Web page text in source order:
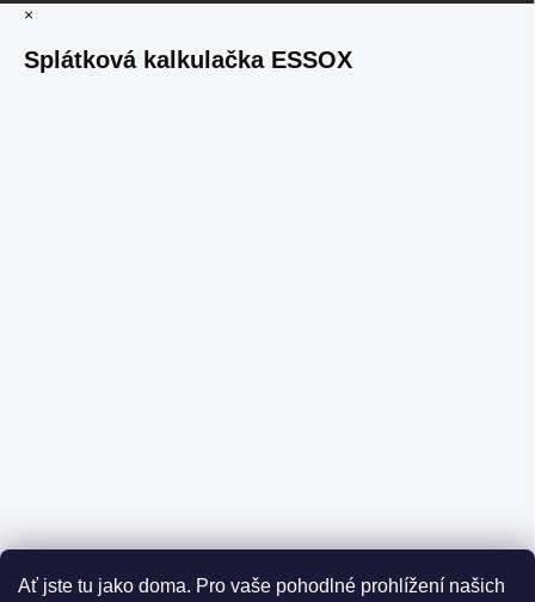
Ať jste tu jako doma. Pro vaše pohodlné prohlížení našich
×
Splátková kalkulačka ESSOX